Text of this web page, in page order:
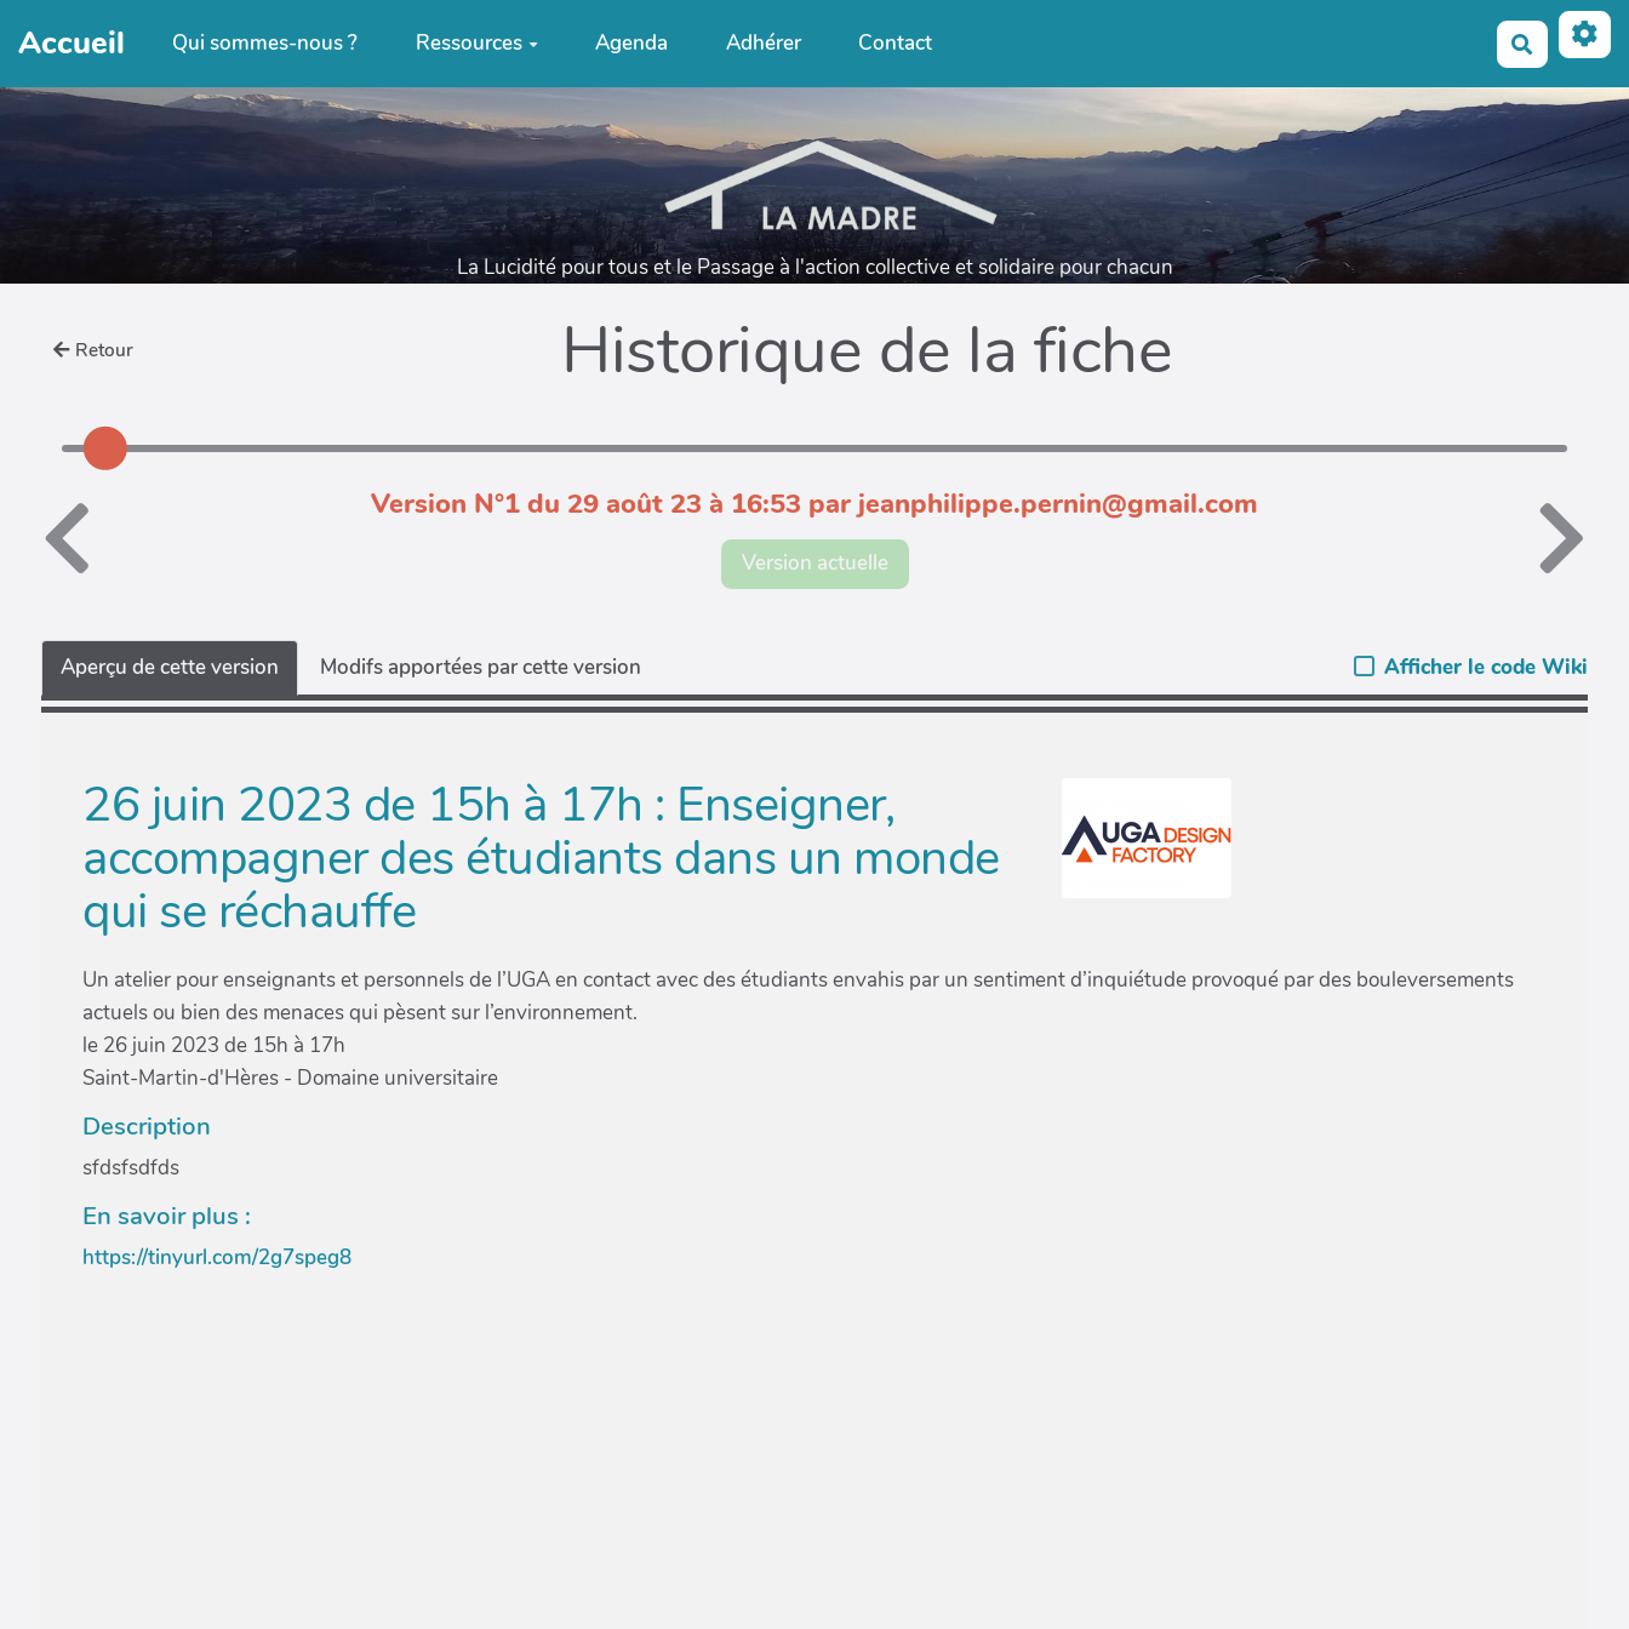
Accueil Qui sommes-nous ? Ressources Agenda Adhérer Contact
La Lucidité pour tous et le Passage à l'action collective et solidaire pour chacun
Retour Historique de la fiche
Version N°1 du 29 août 23 à 16:53 par jeanphilippe.pernin@gmail.com
Version actuelle
Aperçu de cette version Modifs apportées par cette version Afficher le code Wiki
26 juin 2023 de 15h à 17h : Enseigner,
accompagner des étudiants dans un monde
qui se réchauffe
Un atelier pour enseignants et personnels de l’UGA en contact avec des étudiants envahis par un sentiment d’inquiétude provoqué par des bouleversements
actuels ou bien des menaces qui pèsent sur l’environnement.
le 26 juin 2023 de 15h à 17h
Saint-Martin-d'Hères - Domaine universitaire
Description
sfdsfsdfds
En savoir plus :
https://tinyurl.com/2g7speg8